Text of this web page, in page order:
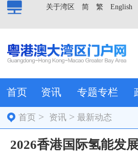
English
繁
简
关于湾区
首页 资讯 专题专栏
首页 > 资讯 >最新动态
2026香港国际氢能发